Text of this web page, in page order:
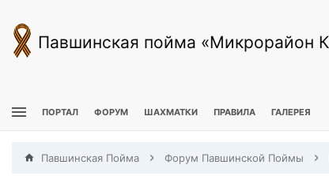
Павшинская пойма «Микрорайон
ПОРТАЛ ФОРУМ ШАХМАТКИ ПРАВИЛА ГАЛЕРЕЯ
Павшинская Пойма Форум Павшинской Поймы